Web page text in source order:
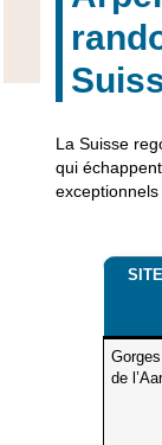
La Suisse
qui
SITE
Gorges
de